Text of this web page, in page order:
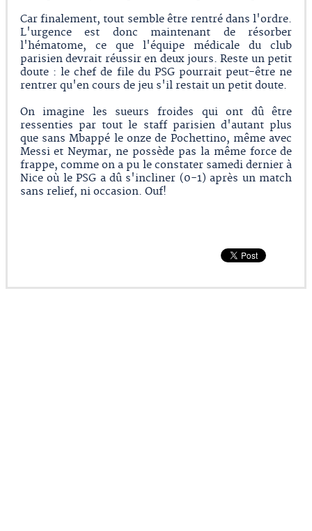
Car finalement, tout semble être rentré dans l'ordre.
L'urgence est donc maintenant de résorber
l'hématome, ce que l'équipe médicale du club
parisien devrait réussir en deux jours. Reste un petit
doute : le chef de file du PSG pourrait peut-être ne
rentrer qu'en cours de jeu s'il restait un petit doute.
On imagine les sueurs froides qui ont dû être
ressenties par tout le staff parisien d'autant plus
que sans Mbappé le onze de Pochettino, même avec
Messi et Neymar, ne possède pas la même force de
frappe, comme on a pu le constater samedi dernier à
Nice où le PSG a dû s'incliner (0-1) après un match
sans relief, ni occasion. Ouf!